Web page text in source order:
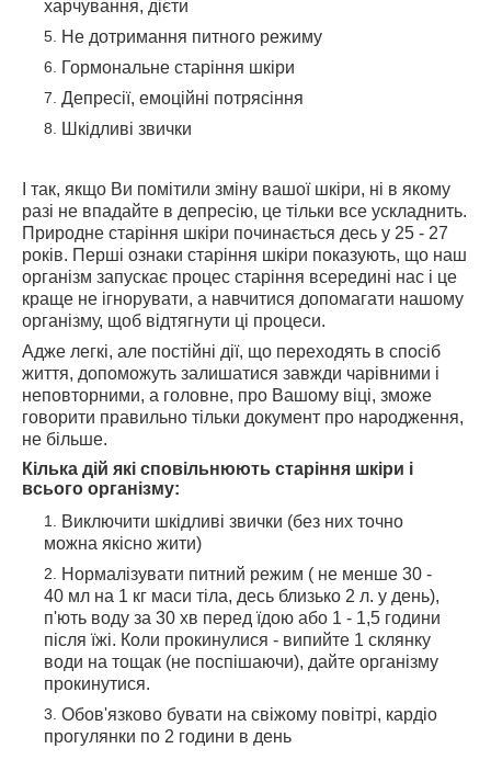
харчування, дієти
Не дотримання питного режиму
Гормональне старіння шкіри
Депресії, емоційні потрясіння
Шкідливі звички
І так, якщо Ви помітили зміну вашої шкіри, ні в якому
разі не впадайте в депресію, це тільки все ускладнить.
Природне старіння шкіри починається десь у 25 - 27
років. Перші ознаки старіння шкіри показують, що наш
організм запускає процес старіння всередині нас і це
краще не ігнорувати, а навчитися допомагати нашому
організму, щоб відтягнути ці процеси.
Адже легкі, але постійні дії, що переходять в спосіб
життя, допоможуть залишатися завжди чарівними і
неповторними, а головне, про Вашому віці, зможе
говорити правильно тільки документ про народження,
не більше.
Кілька дій які сповільнюють старіння шкіри і
всього організму:
Виключити шкідливі звички (без них точно
можна якісно жити)
Нормалізувати питний режим ( не менше 30 -
40 мл на 1 кг маси тіла, десь близько 2 л. у день),
п'ють воду за 30 хв перед їдою або 1 - 1,5 години
після їжі. Коли прокинулися - випийте 1 склянку
води на тощак (не поспішаючи), дайте організму
прокинутися.
Обов'язково бувати на свіжому повітрі, кардіо
прогулянки по 2 години в день